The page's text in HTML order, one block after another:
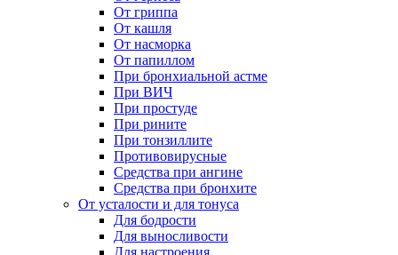
От гриппа
От кашля
От насморка
От папиллом
При бронхиальной астме
При ВИЧ
При простуде
При рините
При тонзиллите
Противовирусные
Средства при ангине
Средства при бронхите
От усталости и для тонуса
Для бодрости
Для выносливости
Для настроения